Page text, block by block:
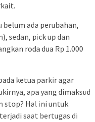
ada perubahan,
sedan, pick up dan
roda dua Rp 1.000
ketua parkir agar
apa yang dimaksud
stop? Hal ini untuk
saat bertugas di